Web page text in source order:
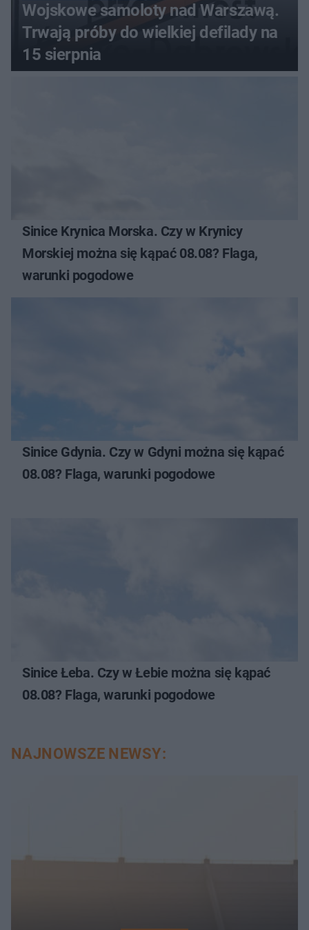
Wojskowe samoloty nad Warszawą.
Trwają próby do wielkiej defilady na
15 sierpnia
Sinice Krynica Morska. Czy w Krynicy
Morskiej można się kąpać 08.08? Flaga,
warunki pogodowe
Sinice Gdynia. Czy w Gdyni można się kąpać
08.08? Flaga, warunki pogodowe
Sinice Łeba. Czy w Łebie można się kąpać
08.08? Flaga, warunki pogodowe
NAJNOWSZE NEWSY: